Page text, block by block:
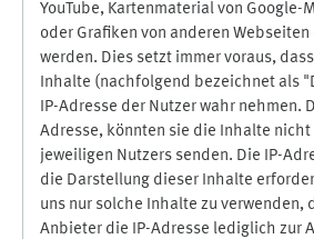
YouTube, Kartenmaterial von Google-
oder Grafiken von anderen
werden. Dies setzt immer voraus,
Inhalte (nachfolgend bezeichnet als
IP-Adresse der Nutzer wahr nehmen.
Adresse, könnten sie die Inhalte nicht
jeweiligen Nutzers senden. Die IP-
die Darstellung dieser Inhalte
uns nur solche Inhalte zu verwenden,
Anbieter die IP-Adresse lediglich zur